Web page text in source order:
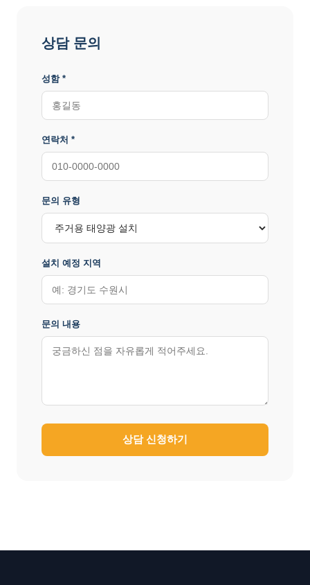
상담 문의
성함 *
연락처 *
문의 유형
설치 예정 지역
문의 내용
상담 신청하기